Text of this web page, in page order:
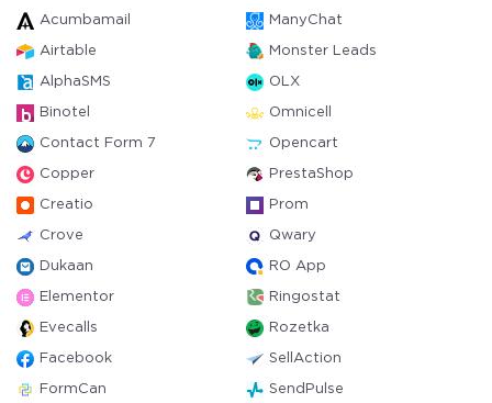
Acumbamail ManyChat
Airtable Monster Leads
AlphaSMS OLX
Binotel Omnicell
Contact Form 7 Opencart
Copper PrestaShop
Creatio Prom
Crove Qwary
Dukaan RO App
Elementor Ringostat
Evecalls Rozetka
Facebook SellAction
FormCan SendPulse